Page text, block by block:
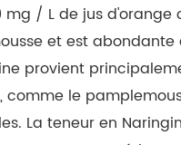
mg / L de jus d'orange
et est abondante
provient
comme le
La teneur en